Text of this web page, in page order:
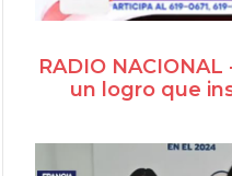
RADIO
un logro que